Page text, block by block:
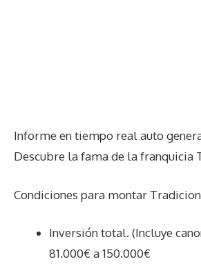
Informe en tiempo real auto
Descubre la fama de la franquicia
Condiciones para montar
Inversión total. (Incluye
81.000€ a 150.000€